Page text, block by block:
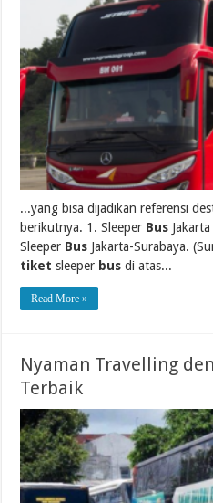
...yang bisa dijadikan referensi
berikutnya. 1. Sleeper Bus
Sleeper Bus Jakarta-Surabaya.
tiket sleeper bus di atas...
Read More »
Nyaman Travelling
Terbaik